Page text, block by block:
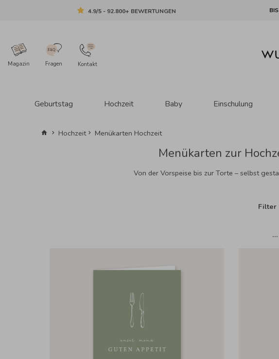
4.9/5 - 92.800+ BEWERTUNGEN
Magazin Fragen Kontakt
Geburtstag Hochzeit Baby Einschulung
Hochzeit Menükarten Hochzeit
Menükarten zur
Von der Vorspeise bis zur Torte – selbst
Filter
…